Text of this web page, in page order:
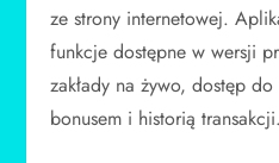
ze strony internetowej.
funkcje dostępne w wersji
zakłady na żywo, dostęp
bonusem i historią transakcji.